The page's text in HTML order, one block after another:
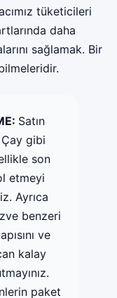
tüketicileri
daha
sağlamak. Bir
Satın
Çay gibi
son
etmeyi
Ayrıca
benzeri
ve
kalay
paket